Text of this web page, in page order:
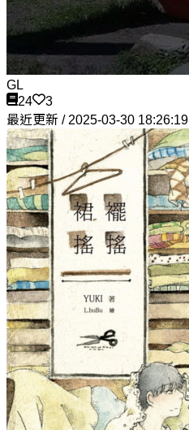
GL
24
3
最近更新 / 2025-03-30 18:26:19